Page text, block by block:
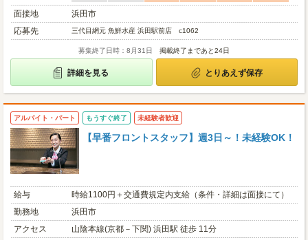
面接地
浜田市
応募先
三代目網元 魚鮮水産 浜田駅前店 c1062
募集終了日時：8月31日 掲載終了まであと24日
詳細を見る とりあえず保存
アルバイト・パート もうすぐ終了 未経験者歓迎
【早番フロントスタッフ】週3日～！未経験OK！
給与
時給1100円＋交通費規定内支給（条件・詳細は面接にて）
勤務地
浜田市
アクセス
山陰本線(京都－下関) 浜田駅 徒歩 11分